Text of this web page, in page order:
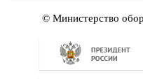
© Министерство